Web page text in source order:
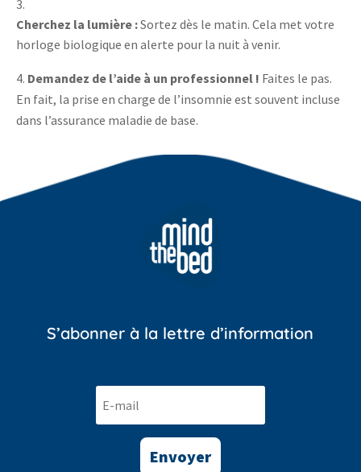
Cherchez la lumière :Sortez dès le matin. Cela met votre
horloge biologique en alerte pour la nuit à venir.
Demandez de l’aide à un professionnel ! Faites le pas.
En fait, la prise en charge de l’insomnie est souvent incluse
dans l’assurance maladie de base.
S’abonner à la lettre d’information
Envoyer